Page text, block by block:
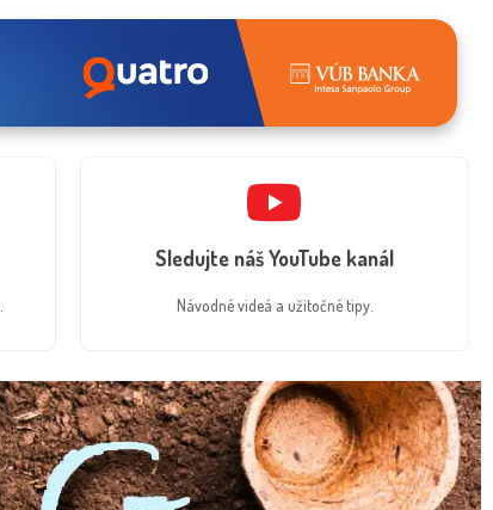
Sledujte náš YouTube kanál
Návodné videá a užitočné tipy.